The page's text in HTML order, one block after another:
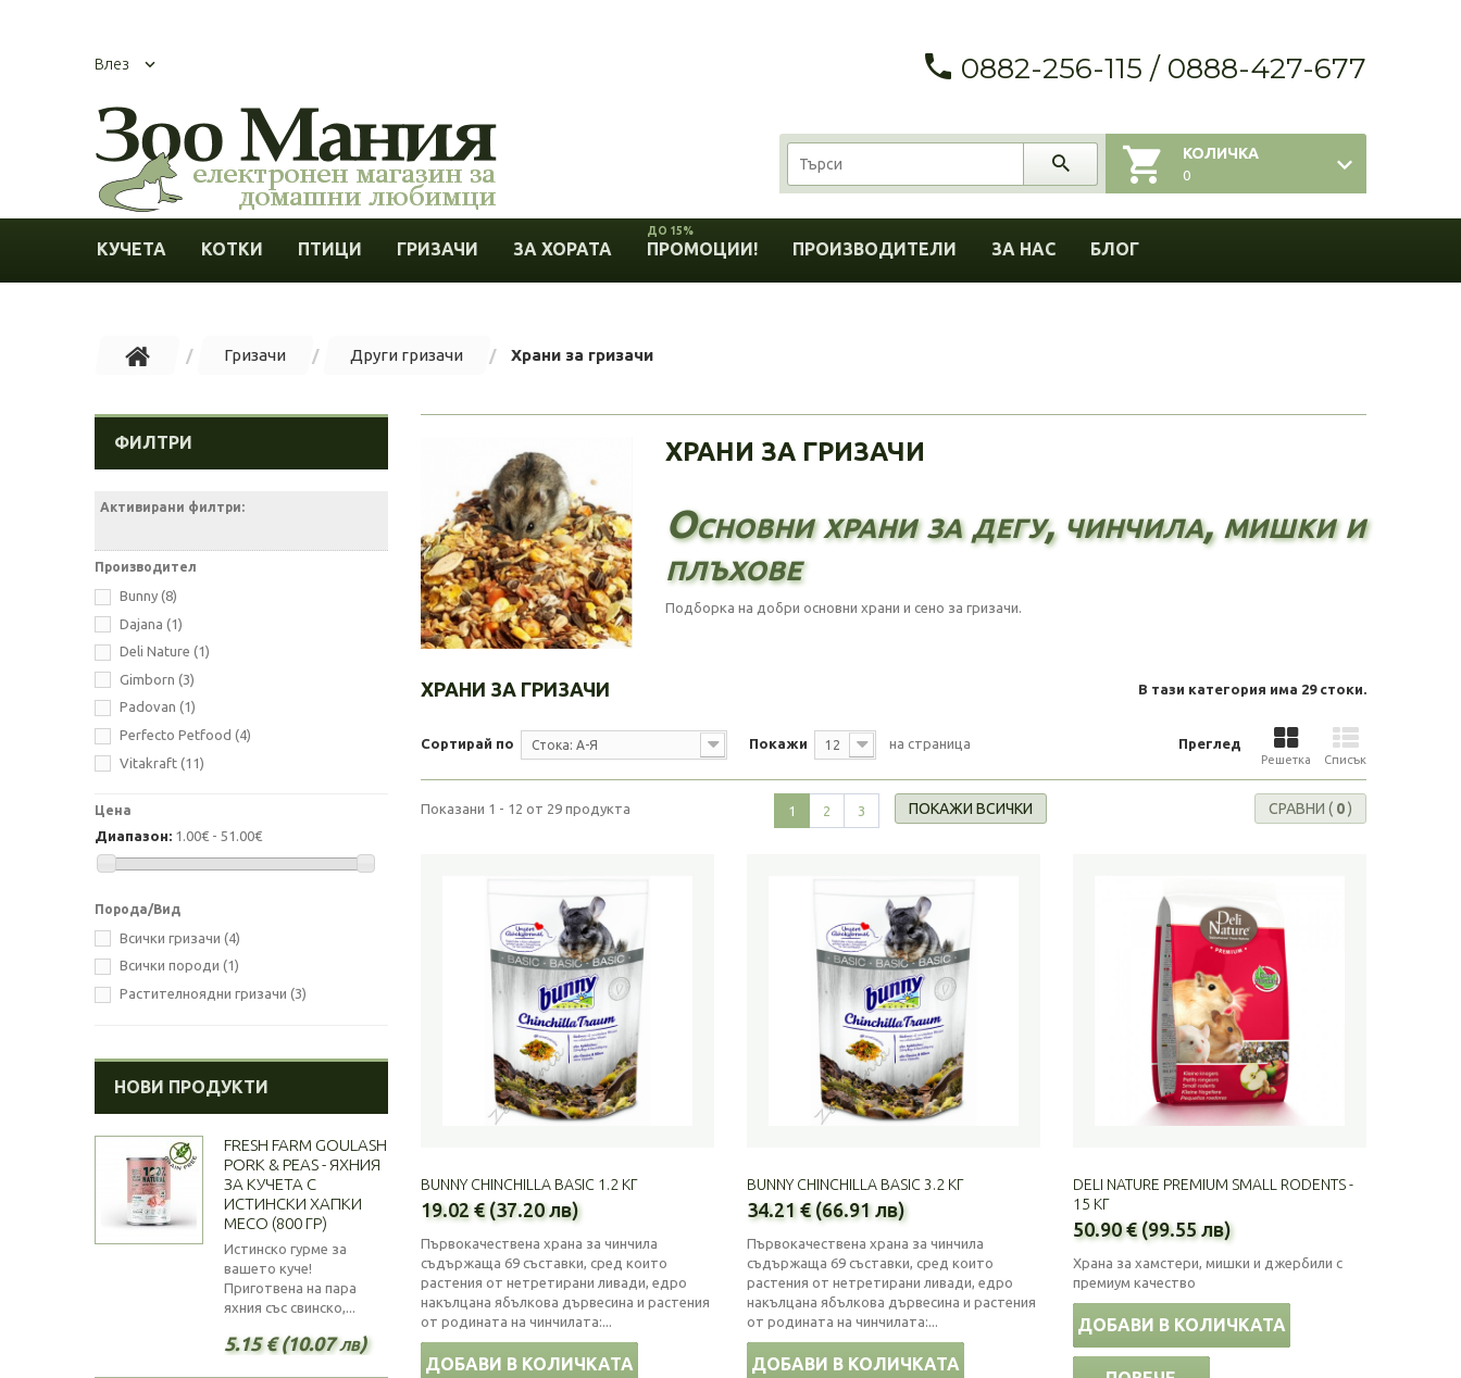
Влез 0882-256-115 / 0888-427-677
КОЛИЧКА
0
КУЧЕТА КОТКИ ПТИЦИ ГРИЗАЧИ ЗА ХОРАТА ПРОМОЦИИ!
ДО 15%
ПРОИЗВОДИТЕЛИ ЗА НАС БЛОГ
Гризачи Други гризачи Храни за гризачи
ХРАНИ ЗА ГРИЗАЧИ
Основни храни за дегу, чинчила, мишки и
плъхове
Подборка на добри основни храни и сено за гризачи.
ХРАНИ ЗА ГРИЗАЧИ В тази категория има 29 стоки.
Преглед
Решетка Списък
Сортирай по Стока: А-Я Покажи 12 на страница
СРАВНИ ( 0)
ПОКАЖИ ВСИЧКИ
1 2 3
Показани 1 - 12 от 29 продукта
BUNNY CHINCHILLA BASIC 1.2 КГ
19.02 € (37.20 лв)
Първокачествена храна за чинчила
съдържаща 69 съставки, сред които
растения от нетретирани ливади, едро
накълцана ябълкова дървесина и растения
от родината на чинчилата:...
ДОБАВИ В КОЛИЧКАТА
BUNNY CHINCHILLA BASIC 3.2 КГ
34.21 € (66.91 лв)
Първокачествена храна за чинчила
съдържаща 69 съставки, сред които
растения от нетретирани ливади, едро
накълцана ябълкова дървесина и растения
от родината на чинчилата:...
ДОБАВИ В КОЛИЧКАТА
DELI NATURE PREMIUM SMALL RODENTS -
15 КГ
50.90 € (99.55 лв)
Храна за хамстери, мишки и джербили с
премиум качество
ДОБАВИ В КОЛИЧКАТА
ФИЛТРИ
Активирани филтри:
Производител
Bunny (8)
Dajana (1)
Deli Nature (1)
Gimborn (3)
Padovan (1)
Perfecto Petfood (4)
Vitakraft (11)
Цена
Диапазон: 1.00€ - 51.00€
Порода/Вид
Всички гризачи (4)
Всички породи (1)
Растителноядни гризачи (3)
НОВИ ПРОДУКТИ
FRESH FARM GOULASH
PORK & PEAS - ЯХНИЯ
ЗА КУЧЕТА С
ИСТИНСКИ ХАПКИ
МЕСО (800 ГР)
Истинско гурме за
вашето куче!
Приготвена на пара
яхния със свинско,...
5.15 € (10.07 лв)